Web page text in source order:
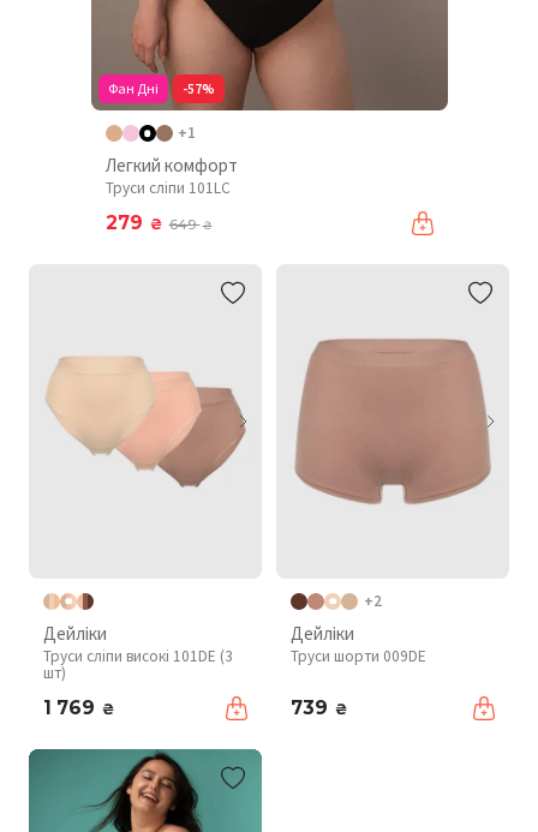
Фан Дні -57%
+1
Легкий комфорт
Труси сліпи 101LC
279 ₴ 649₴
Дейліки
Труси сліпи високі 101DE (3
шт)
1 769 ₴
+2
Дейліки
Труси шорти 009DE
739 ₴